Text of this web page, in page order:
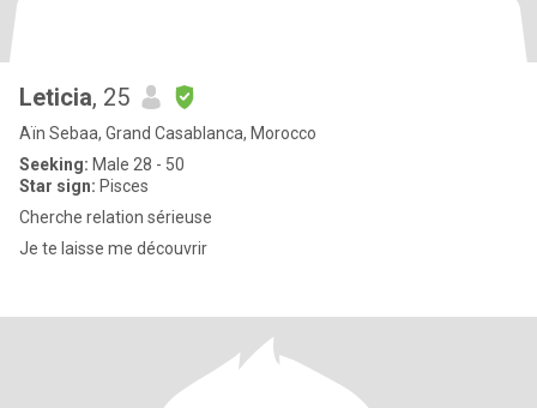
Leticia, 25
Aïn Sebaa, Grand Casablanca, Morocco
Seeking: Male 28 - 50
Star sign: Pisces
Cherche relation sérieuse
Je te laisse me découvrir